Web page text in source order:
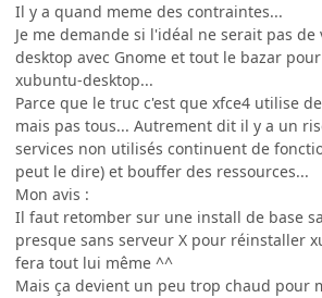
Il y a quand meme des contraintes...
Je me demande si l'idéal ne serait pas
desktop avec Gnome et tout le bazar
xubuntu-desktop...
Parce que le truc c'est que xfce4 utilise
mais pas tous... Autrement dit il y a un
services non utilisés continuent de
peut le dire) et bouffer des ressources...
Mon avis :
Il faut retomber sur une install de base
presque sans serveur X pour réinstaller
fera tout lui même ^^
Mais ça devient un peu trop chaud pour